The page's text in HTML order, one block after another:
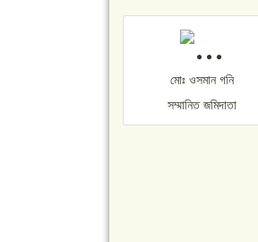
মােঃ ওসমান গনি
সম্মানিত জমিদাতা